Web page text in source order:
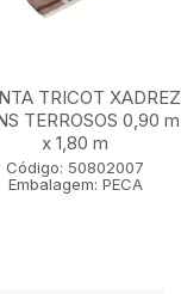
TRICOT XADREZ
TERROSOS 0,90 m
x 1,80 m
Código: 50802007
Embalagem: PECA